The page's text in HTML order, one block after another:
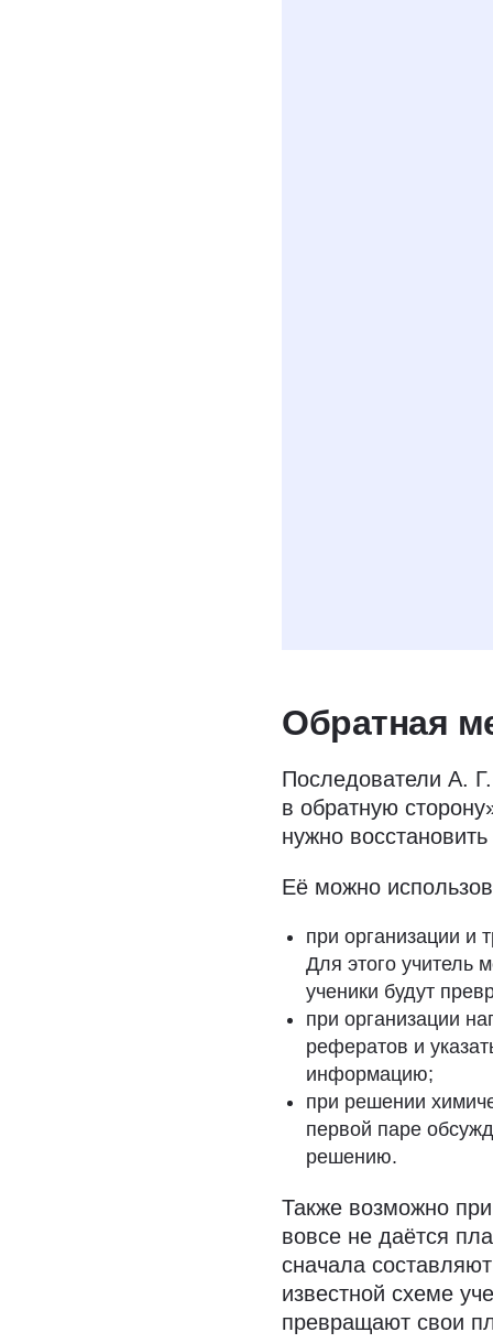
Обратная
Последователи А.
в обратную
нужно
Её можно
при организации и
Для этого учитель
ученики будут
при организации
рефератов и
информацию;
при решении
первой паре
решению.
Также возможно
вовсе не даётся
сначала
известной схеме
превращают свои